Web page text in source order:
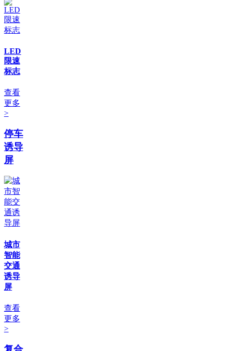
LED
限速
标志
查看
更多
>
停车
诱导
屏
城市
智能
交通
诱导
屏
查看
更多
>